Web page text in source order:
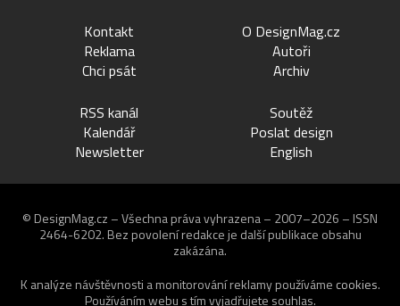
Kontakt
Reklama
Chci psát
O DesignMag.cz
Autoři
Archiv
RSS kanál
Kalendář
Newsletter
Soutěž
Poslat design
English
© DesignMag.cz – Všechna práva vyhrazena – 2007–2026 – ISSN
2464-6202. Bez povolení redakce je další publikace obsahu
zakázána.
K analýze návštěvnosti a monitorování reklamy používáme cookies.
Používáním webu s tím vyjadřujete souhlas.